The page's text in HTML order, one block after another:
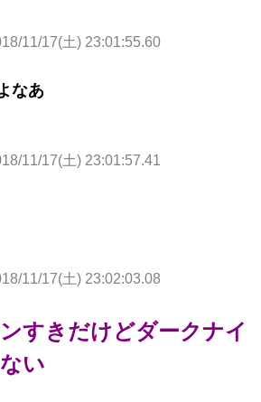
11/17(土) 23:01:55.60
なあ
11/17(土) 23:01:57.41
11/17(土) 23:02:03.08
すきだけどダークナイ
い